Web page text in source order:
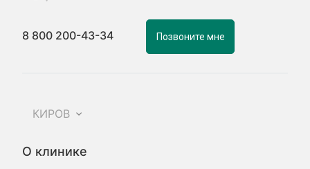
8 800 200-43-34 Позвоните мне
КИРОВ
О клинике